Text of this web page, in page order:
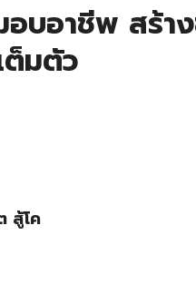
อบอาชีพ สร้า
ต็มตัว
สู้โค